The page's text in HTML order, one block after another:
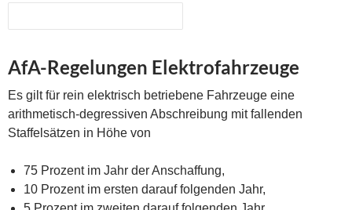
AfA-Regelungen Elektrofahrzeuge
Es gilt für rein elektrisch betriebene Fahrzeuge eine
arithmetisch-degressiven Abschreibung mit fallenden
Staffelsätzen in Höhe von
75 Prozent im Jahr der Anschaffung,
10 Prozent im ersten darauf folgenden Jahr,